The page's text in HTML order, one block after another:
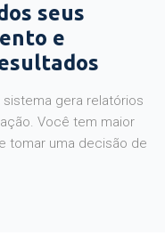
seus
e
gera relatórios
Você tem maior
tomar uma decisão de